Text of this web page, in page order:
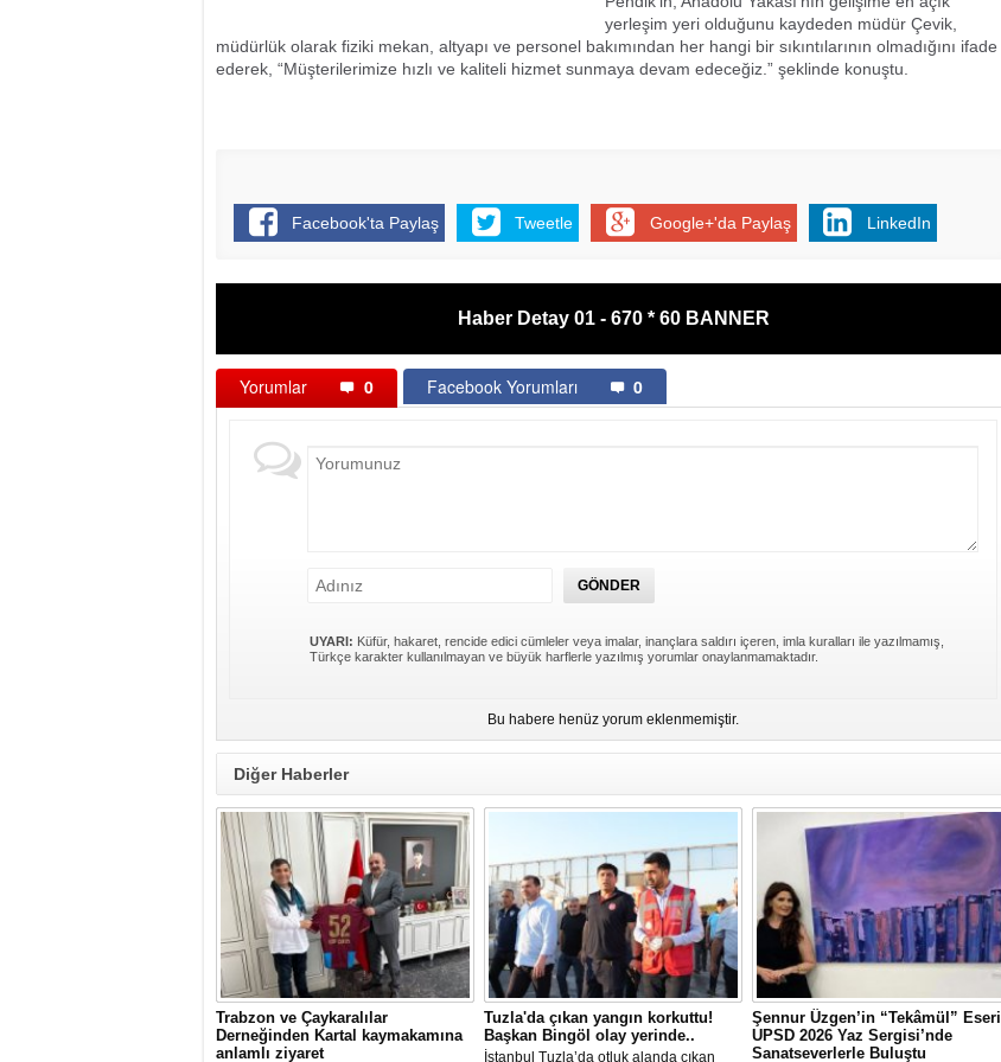
yerleşim yeri olduğunu kaydeden müdür Çevik,
müdürlük olarak fiziki mekan, altyapı ve personel bakımından her hangi bir sıkıntılarının olmadığını ifade
ederek, “Müşterilerimize hızlı ve kaliteli hizmet sunmaya devam edeceğiz.” şeklinde konuştu.
Facebook'ta Paylaş Tweetle Google+'da Paylaş LinkedIn
Haber Detay 01 - 670 * 60 BANNER
Yorumlar 0 Facebook Yorumları 0
UYARI: Küfür, hakaret, rencide edici cümleler veya imalar, inançlara saldırı içeren, imla kuralları ile yazılmamış,
Türkçe karakter kullanılmayan ve büyük harflerle yazılmış yorumlar onaylanmamaktadır.
Bu habere henüz yorum eklenmemiştir.
Diğer Haberler
Trabzon ve Çaykaralılar
Derneğinden Kartal kaymakamına
anlamlı ziyaret
Tuzla'da çıkan yangın korkuttu!
Başkan Bingöl olay yerinde..
İstanbul Tuzla’da otluk alanda çıkan
Şennur Üzgen’in “Tekâmül” Eseri
UPSD 2026 Yaz Sergisi’nde
Sanatseverlerle Buluştu